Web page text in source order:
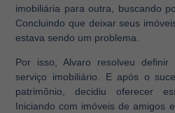
imobiliária para outra, buscando
Concluindo que deixar seus
estava sendo um problema.
Por isso, Alvaro resolveu
serviço imobiliário. E após o
patrimônio, decidiu oferecer
Iniciando com imóveis de amigos